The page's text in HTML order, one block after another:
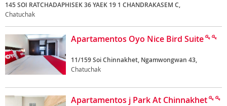
145 SOI RATCHADAPHISEK 36 YAEK 19 1 CHANDRAKASEM C,
Chatuchak
Apartamentos Oyo Nice Bird Suite
11/159 Soi Chinnakhet, Ngamwongwan 43,
Chatuchak
Apartamentos j Park At Chinnakhet